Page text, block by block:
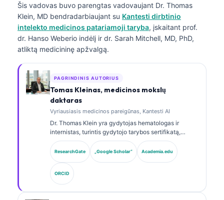
Šis vadovas buvo parengtas vadovaujant Dr. Thomas
Klein, MD bendradarbiaujant su Kantesti dirbtinio
intelekto medicinos patariamoji taryba, įskaitant prof.
dr. Hanso Weberio indėlį ir dr. Sarah Mitchell, MD, PhD,
atliktą medicininę apžvalgą.
PAGRINDINIS AUTORIUS
Tomas Kleinas, medicinos mokslų
daktaras
Vyriausiasis medicinos pareigūnas, Kantesti AI
Dr. Thomas Klein yra gydytojas hematologas ir
internistas, turintis gydytojo tarybos sertifikatą,
daugiau nei 15 metų patirties laboratorinės medicinos
ir AI paremtos klinikinės analizės srityje. Būdamas
vyriausiuoju medicinos pareigūnu (Chief Medical
Officer) Kantesti AI, jis užtikrina klinikinę patentuoto
neuroninio tinklo medicininio tikslumo priežiūrą. Dr.
Klein yra publikavęs straipsnius apie biomarkerių
interpretavimą ir laboratorinę diagnostiką.
ResearchGate „Google Scholar“ Academia.edu
ORCID